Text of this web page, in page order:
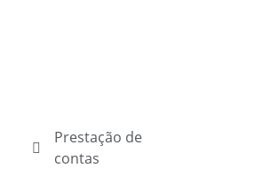
Prestação de
contas